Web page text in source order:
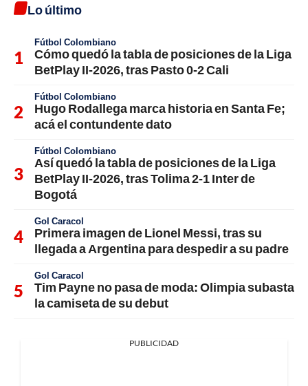
Lo último
Fútbol Colombiano
Cómo quedó la tabla de posiciones de la Liga
BetPlay II-2026, tras Pasto 0-2 Cali
Fútbol Colombiano
Hugo Rodallega marca historia en Santa Fe;
acá el contundente dato
Fútbol Colombiano
Así quedó la tabla de posiciones de la Liga
BetPlay II-2026, tras Tolima 2-1 Inter de
Bogotá
Gol Caracol
Primera imagen de Lionel Messi, tras su
llegada a Argentina para despedir a su padre
Gol Caracol
Tim Payne no pasa de moda: Olimpia subasta
la camiseta de su debut
PUBLICIDAD